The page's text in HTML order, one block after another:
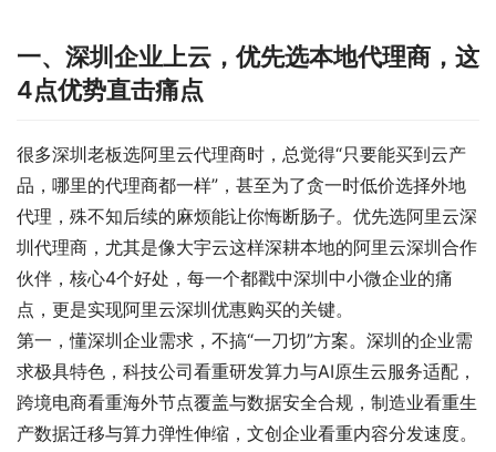
一、深圳企业上云，优先选本地代理商，这
4点优势直击痛点
很多深圳老板选阿里云代理商时，总觉得“只要能买到云产
品，哪里的代理商都一样”，甚至为了贪一时低价选择外地
代理，殊不知后续的麻烦能让你悔断肠子。优先选阿里云深
圳代理商，尤其是像大宇云这样深耕本地的阿里云深圳合作
伙伴，核心4个好处，每一个都戳中深圳中小微企业的痛
点，更是实现阿里云深圳优惠购买的关键。
第一，懂深圳企业需求，不搞“一刀切”方案。深圳的企业需
求极具特色，科技公司看重研发算力与AI原生云服务适配，
跨境电商看重海外节点覆盖与数据安全合规，制造业看重生
产数据迁移与算力弹性伸缩，文创企业看重内容分发速度。